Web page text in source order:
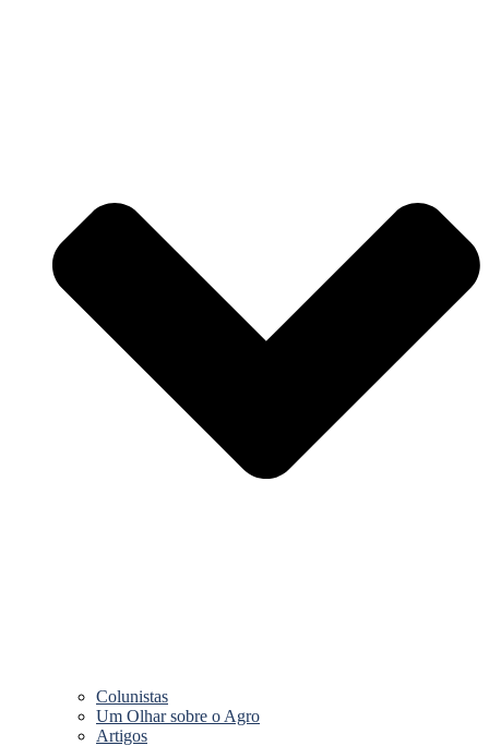
Colunistas
Um Olhar sobre o Agro
Artigos